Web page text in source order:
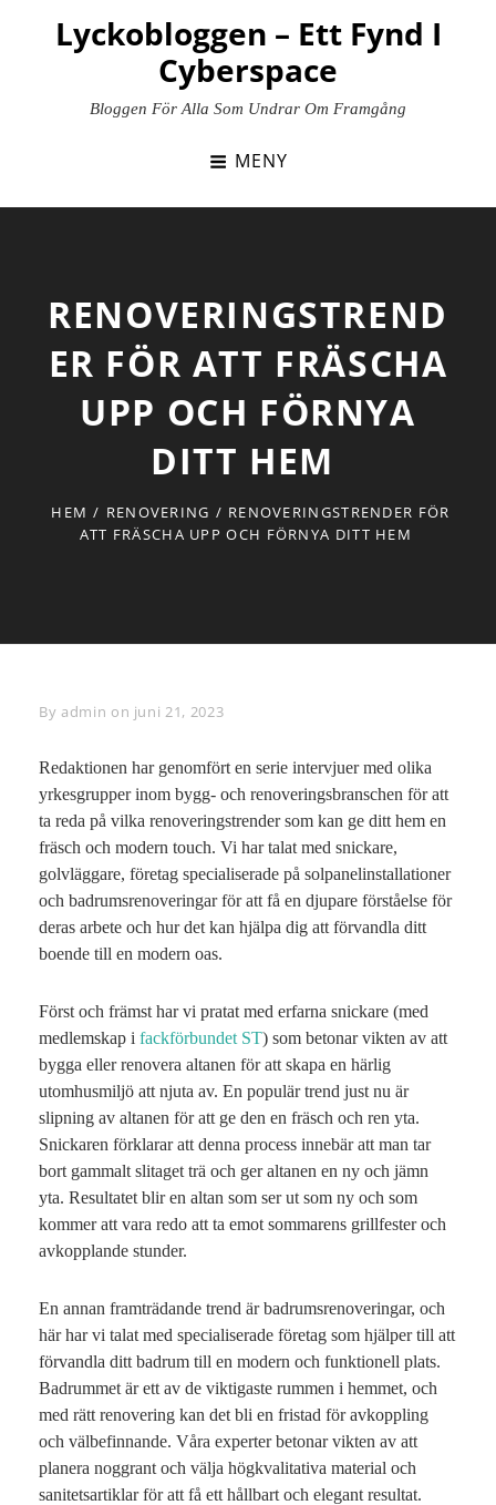
Lyckobloggen – Ett Fynd I
Cyberspace
Bloggen För Alla Som Undrar Om Framgång
MENY
RENOVERINGSTREND
ER FÖR ATT FRÄSCHA
UPP OCH FÖRNYA
DITT HEM
HEM / RENOVERING / RENOVERINGSTRENDER FÖR
ATT FRÄSCHA UPP OCH FÖRNYA DITT HEM
By Byline
admin on juni 21, 2023
Redaktionen har genomfört en serie intervjuer med olika
yrkesgrupper inom bygg- och renoveringsbranschen för att
ta reda på vilka renoveringstrender som kan ge ditt hem en
fräsch och modern touch. Vi har talat med snickare,
golvläggare, företag specialiserade på solpanelinstallationer
och badrumsrenoveringar för att få en djupare förståelse för
deras arbete och hur det kan hjälpa dig att förvandla ditt
boende till en modern oas.
Först och främst har vi pratat med erfarna snickare (med
medlemskap i fackförbundet ST) som betonar vikten av att
bygga eller renovera altanen för att skapa en härlig
utomhusmiljö att njuta av. En populär trend just nu är
slipning av altanen för att ge den en fräsch och ren yta.
Snickaren förklarar att denna process innebär att man tar
bort gammalt slitaget trä och ger altanen en ny och jämn
yta. Resultatet blir en altan som ser ut som ny och som
kommer att vara redo att ta emot sommarens grillfester och
avkopplande stunder.
En annan framträdande trend är badrumsrenoveringar, och
här har vi talat med specialiserade företag som hjälper till att
förvandla ditt badrum till en modern och funktionell plats.
Badrummet är ett av de viktigaste rummen i hemmet, och
med rätt renovering kan det bli en fristad för avkoppling
och välbefinnande. Våra experter betonar vikten av att
planera noggrant och välja högkvalitativa material och
sanitetsartiklar för att få ett hållbart och elegant resultat.